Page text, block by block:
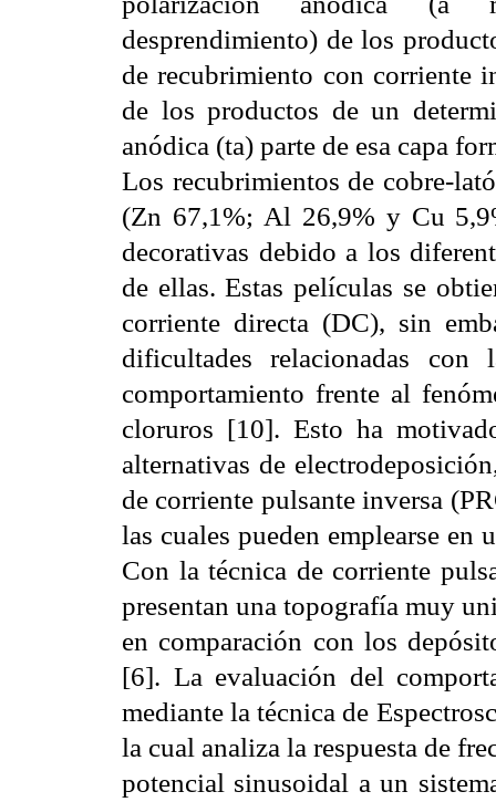
desprendimiento) de los
de recubrimiento con corriente
de los productos de un
anódica (ta) parte de esa capa
Los recubrimientos de cobre-
(Zn 67,1%; Al 26,9% y Cu
decorativas debido a los
de ellas. Estas películas se
corriente directa (DC), sin
dificultades relacionadas
comportamiento frente al
cloruros [10]. Esto ha
alternativas de
de corriente pulsante inversa
las cuales pueden emplearse en
Con la técnica de corriente
presentan una topografía muy
en comparación con los
[6]. La evaluación del
mediante la técnica de
la cual analiza la respuesta de
potencial sinusoidal a un